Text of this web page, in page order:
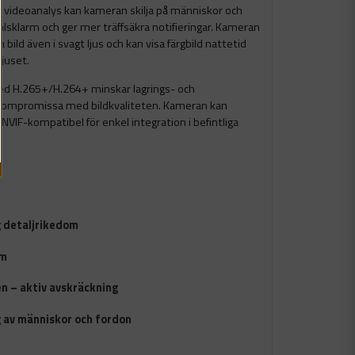
videoanalys kan kameran skilja på människor och
och ger mer träffsäkra notifieringar. Kameran
även i svagt ljus och kan visa färgbild nattetid
H.265+/H.264+ minskar lagrings- och
med bildkvaliteten. Kameran kan
kompatibel för enkel integration i befintliga
detaljrikedom
– aktiv avskräckning
människor och fordon